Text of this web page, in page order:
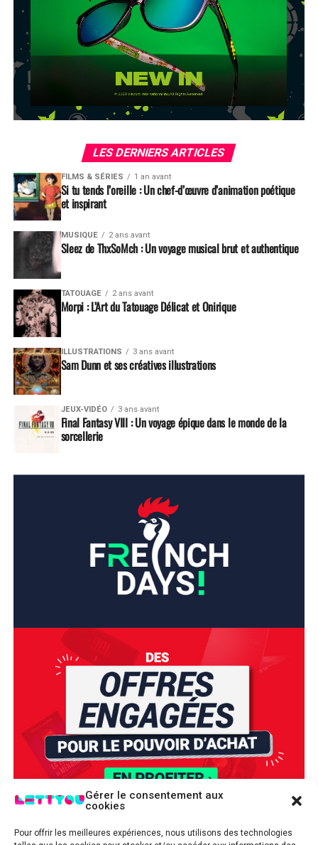
Gérer le consentement aux
cookies
Pour offrir les meilleures expériences, nous utilisons des technologies
LES DERNIERS ARTICLES
FILMS & SÉRIES 1 an avant
Si tu tends l’oreille : Un chef-d’œuvre d’animation poétique
et inspirant
MUSIQUE 2 ans avant
Sleez de ThxSoMch : Un voyage musical brut et authentique
TATOUAGE 2 ans avant
Morpi : L’Art du Tatouage Délicat et Onirique
ILLUSTRATIONS 3 ans avant
Sam Dunn et ses créatives illustrations
JEUX-VIDÉO 3 ans avant
Final Fantasy VIII : Un voyage épique dans le monde de la
sorcellerie